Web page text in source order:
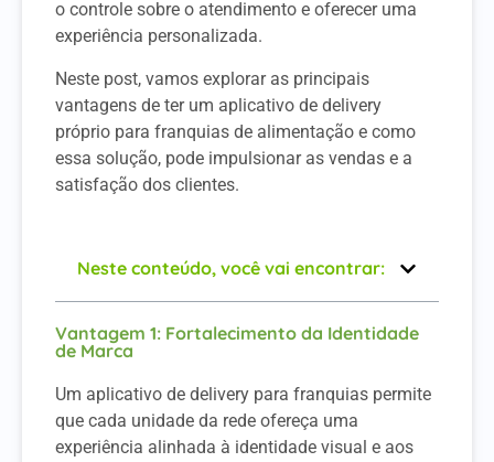
o controle sobre o atendimento e oferecer uma
experiência personalizada.
Neste post, vamos explorar as principais
vantagens de ter um aplicativo de delivery
próprio para franquias de alimentação e como
essa solução, pode impulsionar as vendas e a
satisfação dos clientes.
Neste conteúdo, você vai encontrar:
Vantagem 1: Fortalecimento da Identidade
de Marca
Um aplicativo de delivery para franquias permite
que cada unidade da rede ofereça uma
experiência alinhada à identidade visual e aos